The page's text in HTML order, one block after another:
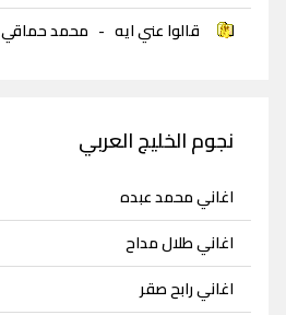
قالوا عني ايه - محمد حماقي
نجوم الخليج العربي
اغاني محمد عبده
اغاني طلال مداح
اغاني رابح صقر